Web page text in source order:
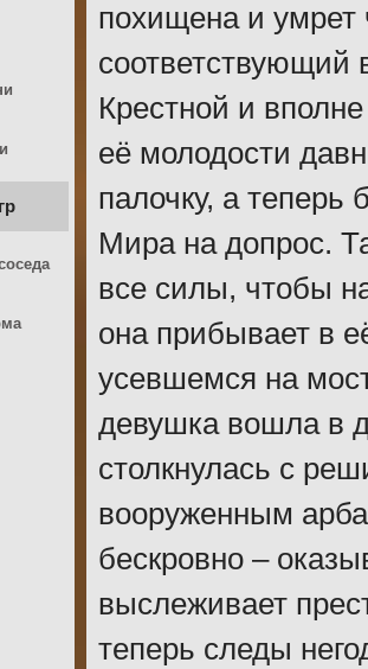
похищена и умрет
соответствующий
Крестной и
её молодости
палочку, а
Мира на допрос.
все силы, чтобы
она прибывает в
усевшемся на
девушка вошла в
столкнулась с
вооруженным
бескровно –
выслеживает
теперь следы